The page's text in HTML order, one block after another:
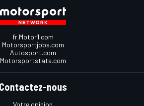
fr.Motor1.com
Motorsportjobs.com
Autosport.com
Motorsportstats.com
Contactez-nous
Votre opinion